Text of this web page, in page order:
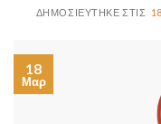
18
Μαρ